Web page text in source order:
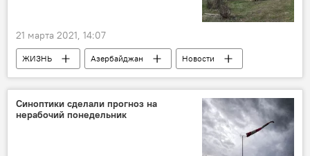
21 марта 2021, 14:07
ЖИЗНЬ Азербайджан
Новости
Карабах
Джебраильский район
Министерство обороны АР
Синоптики сделали прогноз на
нерабочий понедельник